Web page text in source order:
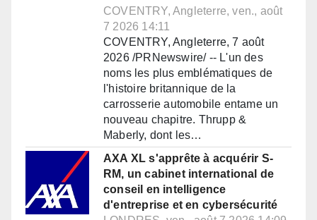
COVENTRY, Angleterre, ven., août
7 2026 14:11
COVENTRY, Angleterre, 7 août
2026 /PRNewswire/ -- L'un des
noms les plus emblématiques de
l'histoire britannique de la
carrosserie automobile entame un
nouveau chapitre. Thrupp &
Maberly, dont les…
AXA XL s'apprête à acquérir S-
RM, un cabinet international de
conseil en intelligence
d'entreprise et en cybersécurité